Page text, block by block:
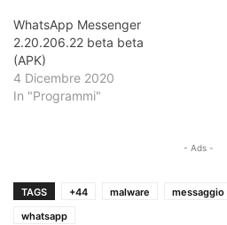
WhatsApp Messenger
2.20.206.22 beta beta
(APK)
4 Dicembre 2020
In "Programmi"
- Ads -
TAGS +44 malware messaggio
whatsapp